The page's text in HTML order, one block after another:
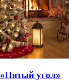
угол»